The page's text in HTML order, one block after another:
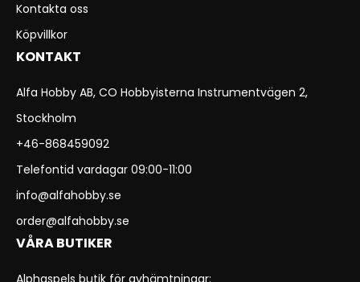
Kontakta oss
Köpvillkor
KONTAKT
Alfa Hobby AB, CO Hobbyisterna Instrumentvägen 2,
Stockholm
+46-868459092
Telefontid vardagar 09:00-11:00
info@alfahobby.se
order@alfahobby.se
VÅRA BUTIKER